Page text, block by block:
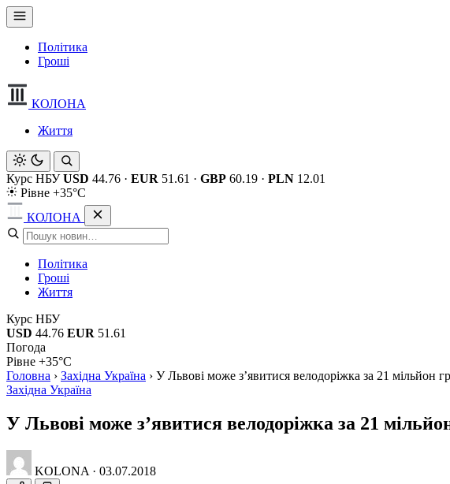
Політика
Гроші
КОЛОНА
Життя
Курс НБУ USD 44.76 · EUR 51.61 · GBP 60.19 · PLN 12.01
Рівне +35°C
КОЛОНА
Політика
Гроші
Життя
Курс НБУ
USD 44.76 EUR 51.61
Погода
Рівне +35°C
Головна › Західна Україна › У Львові може з’явитися велодоріжка за 21 мільйон
Західна Україна
У Львові може з’явитися велодоріжка за 21
KOLONA · 03.07.2018